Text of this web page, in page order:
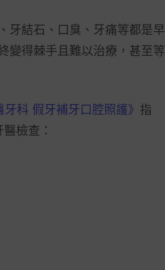
牙結石、口臭、牙痛等都是早
變得棘手且難以治療，甚至等
科 假牙補牙口腔照護》 指
檢查：